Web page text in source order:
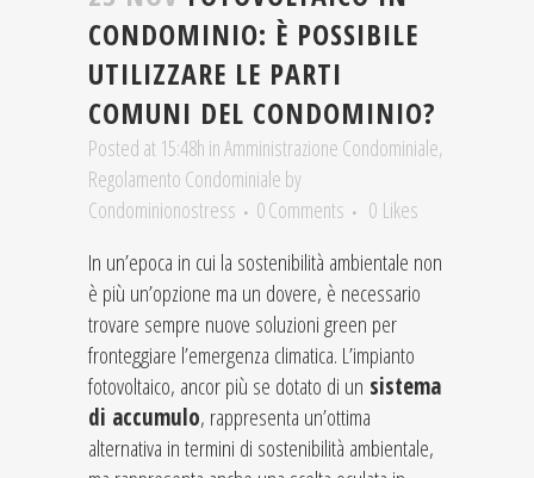
CONDOMINIO: È POSSIBILE
UTILIZZARE LE PARTI
COMUNI DEL CONDOMINIO?
Posted at 15:48h inAmministrazione Condominiale,
Regolamento Condominiale by
Condominionostress
0 Comments 0 Likes
In un’epoca in cui la sostenibilità ambientale non
è più un’opzione ma un dovere, è necessario
trovare sempre nuove soluzioni green per
fronteggiare l’emergenza climatica. L’impianto
fotovoltaico, ancor più se dotato di un sistema
di accumulo, rappresenta un’ottima
alternativa in termini di sostenibilità ambientale,